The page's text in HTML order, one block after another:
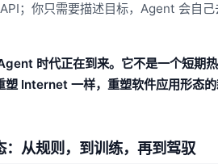
；你只需要描述目标，Agent 会自己
时代正在到来。它不是一个短期
塑 Internet 一样，重塑软件应用形态
：从规则，到训练，再到驾驭